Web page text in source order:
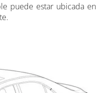
puede estar ubicada